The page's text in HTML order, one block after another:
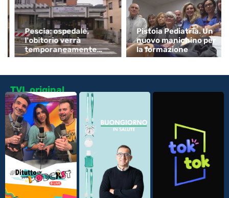
Pescia: ospedale,
l'obitorio verrà
temporaneamente
spostato
Pistoia Pediatria. Un
nuovo manichino per
la formazione
TVL original